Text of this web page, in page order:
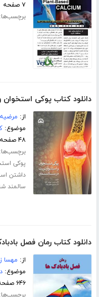
۷ صفحه
دانلود کتاب پوکی استخوان
از:
موضوع:
۴۸ صفحه
برچسب‌ها:
پوکی
داشتن
سالمند
دانلود کتاب رمان فصل
از: مهسا
موضوع:
۶۴۶ صفحه